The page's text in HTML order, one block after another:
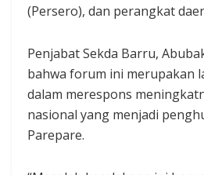
(Persero), dan perangkat
Penjabat Sekda Barru,
bahwa forum ini merupakan
dalam merespons
nasional yang menjadi
Parepare.